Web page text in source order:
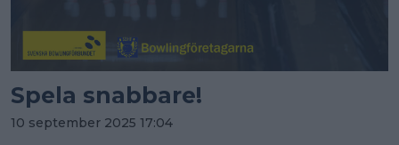
Spela snabbare!
10 september 2025 17:04